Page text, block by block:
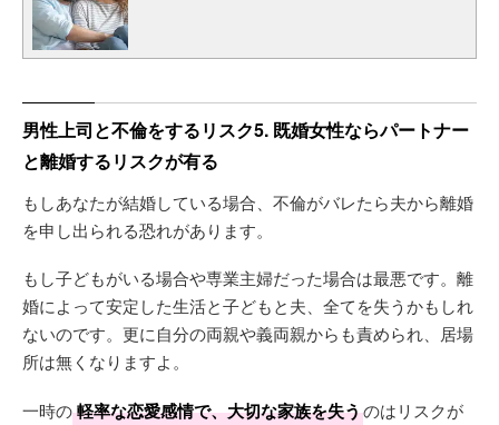
男性上司と不倫をするリスク5. 既婚女性ならパートナー
と離婚するリスクが有る
もしあなたが結婚している場合、不倫がバレたら夫から離婚
を申し出られる恐れがあります。
もし子どもがいる場合や専業主婦だった場合は最悪です。離
婚によって安定した生活と子どもと夫、全てを失うかもしれ
ないのです。更に自分の両親や義両親からも責められ、居場
所は無くなりますよ。
一時の軽率な恋愛感情で、大切な家族を失うのはリスクが